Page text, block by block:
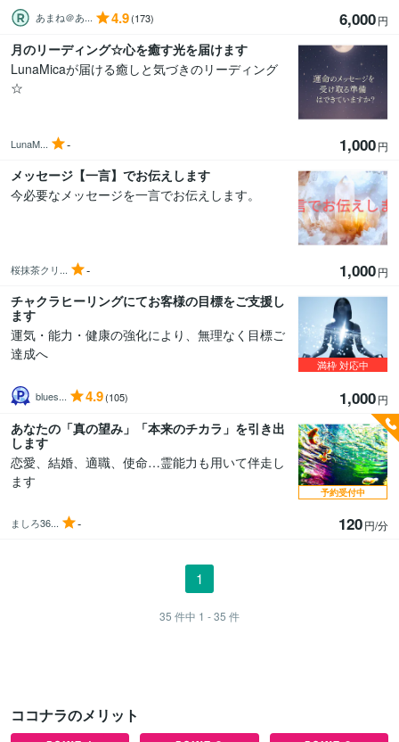
あまね＠あ... 4.9(173) 6,000円
月のリーディング☆心を癒す光を届けます
LunaMicaが届ける癒しと気づきのリーディング
☆
LunaM... - 1,000円
メッセージ【一言】でお伝えします
今必要なメッセージを一言でお伝えします。
桜抹茶クリ... - 1,000円
チャクラヒーリングにてお客様の目標をご支援し
ます
運気・能力・健康の強化により、無理なく目標ご
達成へ
blues... 4.9(105) 1,000円
満枠対応中
あなたの「真の望み」「本来のチカラ」を引き出
します
恋愛、結婚、適職、使命…霊能力も用いて伴走し
ます
ましろ36... - 120円/分
予約受付中
1
35 件中 1 - 35 件
ココナラのメリット